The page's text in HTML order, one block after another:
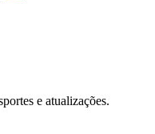
e atualizações.